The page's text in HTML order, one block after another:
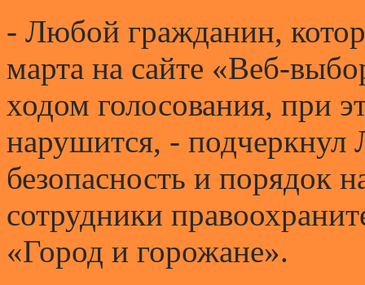
- Любой гражданин,
марта на сайте «Веб-
ходом голосования, при
нарушится, - подчеркнул
безопасность и порядок
сотрудники
«Город и горожане».